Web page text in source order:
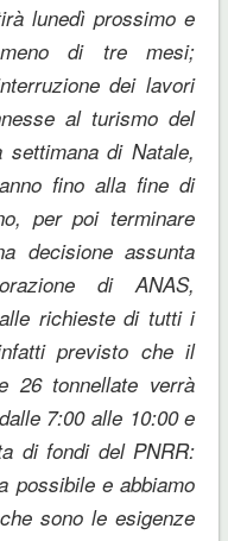
lunedì prossimo e
di tre mesi;
dei lavori
al turismo del
settimana di Natale,
fino alla fine di
per poi terminare
decisione assunta
di ANAS,
richieste di tutti i
previsto che il
26 tonnellate verrà
7:00 alle 10:00 e
di fondi del PNRR:
possibile e abbiamo
sono le esigenze